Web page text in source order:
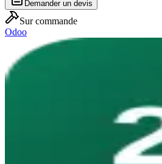
Demander un devis
Sur commande
Odoo